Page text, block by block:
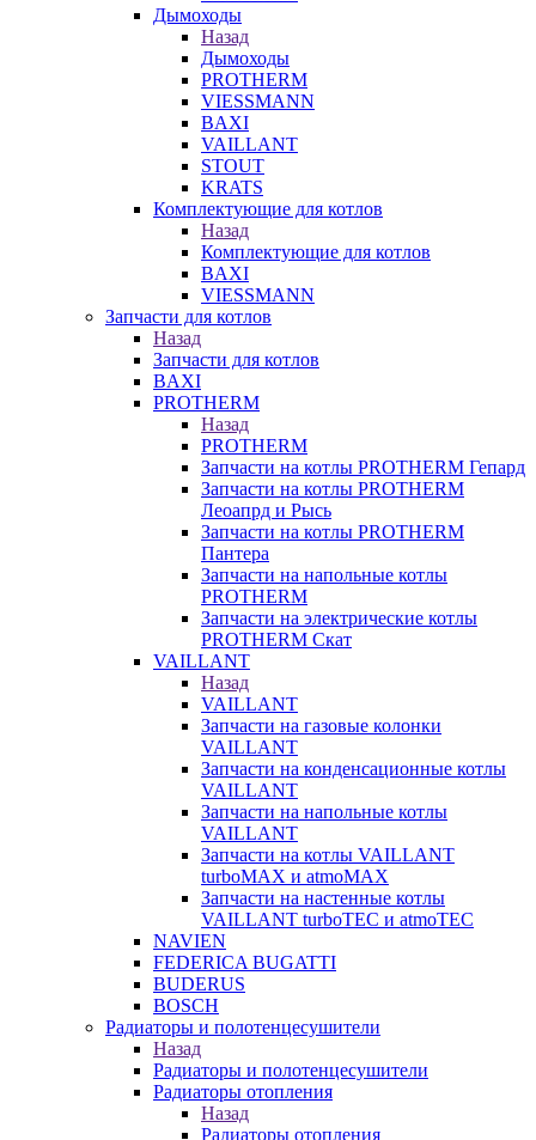
Дымоходы
Назад
Дымоходы
PROTHERM
VIESSMANN
BAXI
VAILLANT
STOUT
KRATS
Комплектующие для котлов
Назад
Комплектующие для котлов
BAXI
VIESSMANN
Запчасти для котлов
Назад
Запчасти для котлов
BAXI
PROTHERM
Назад
PROTHERM
Запчасти на котлы PROTHERM Гепард
Запчасти на котлы PROTHERM
Леоапрд и Рысь
Запчасти на котлы PROTHERM
Пантера
Запчасти на напольные котлы
PROTHERM
Запчасти на электрические котлы
PROTHERM Скат
VAILLANT
Назад
VAILLANT
Запчасти на газовые колонки
VAILLANT
Запчасти на конденсационные котлы
VAILLANT
Запчасти на напольные котлы
VAILLANT
Запчасти на котлы VAILLANT
turboMAX и atmoMAX
Запчасти на настенные котлы
VAILLANT turboTEC и atmoTEC
NAVIEN
FEDERICA BUGATTI
BUDERUS
BOSCH
Радиаторы и полотенцесушители
Назад
Радиаторы и полотенцесушители
Радиаторы отопления
Назад
Радиаторы отопления